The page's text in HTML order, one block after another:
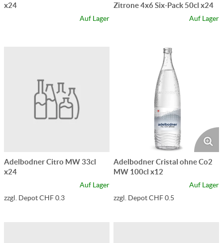
x24
Auf Lager
Zitrone 4x6 Six-Pack 50cl x24
Auf Lager
Adelbodner Citro MW 33cl
x24
Auf Lager
zzgl. Depot CHF 0.3
Adelbodner Cristal ohne Co2
MW 100cl x12
Auf Lager
zzgl. Depot CHF 0.5